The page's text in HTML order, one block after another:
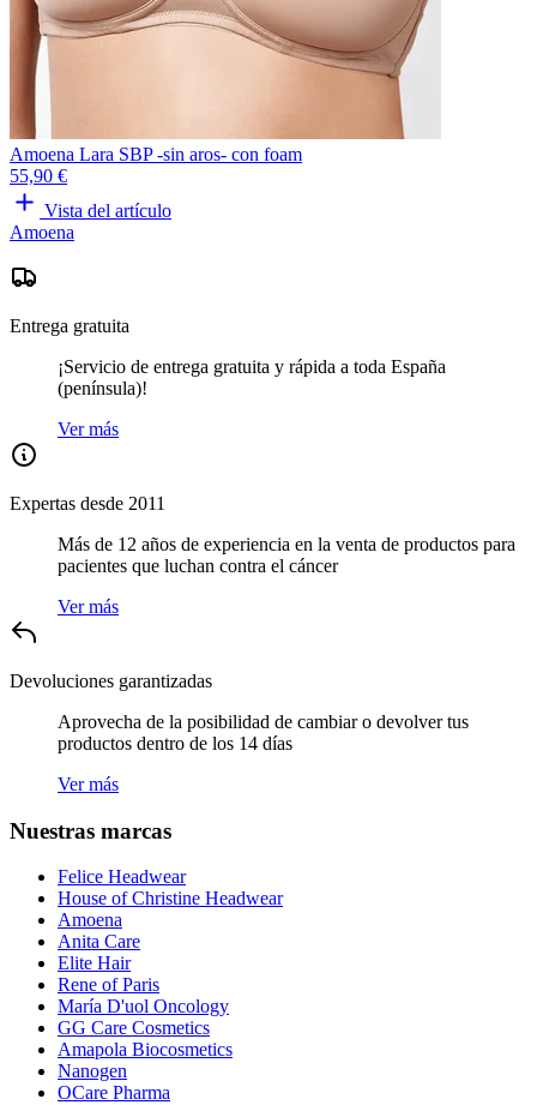
Amoena Lara SBP -sin aros- con foam
55,90 €
Vista del artículo
Amoena
Entrega gratuita
¡Servicio de entrega gratuita y rápida a toda España
(península)!
Ver más
Expertas desde 2011
Más de 12 años de experiencia en la venta de productos para
pacientes que luchan contra el cáncer
Ver más
Devoluciones garantizadas
Aprovecha de la posibilidad de cambiar o devolver tus
productos dentro de los 14 días
Ver más
Nuestras marcas
Felice Headwear
House of Christine Headwear
Amoena
Anita Care
Elite Hair
Rene of Paris
María D'uol Oncology
GG Care Cosmetics
Amapola Biocosmetics
Nanogen
OCare Pharma